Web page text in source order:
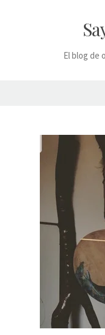
El blog de